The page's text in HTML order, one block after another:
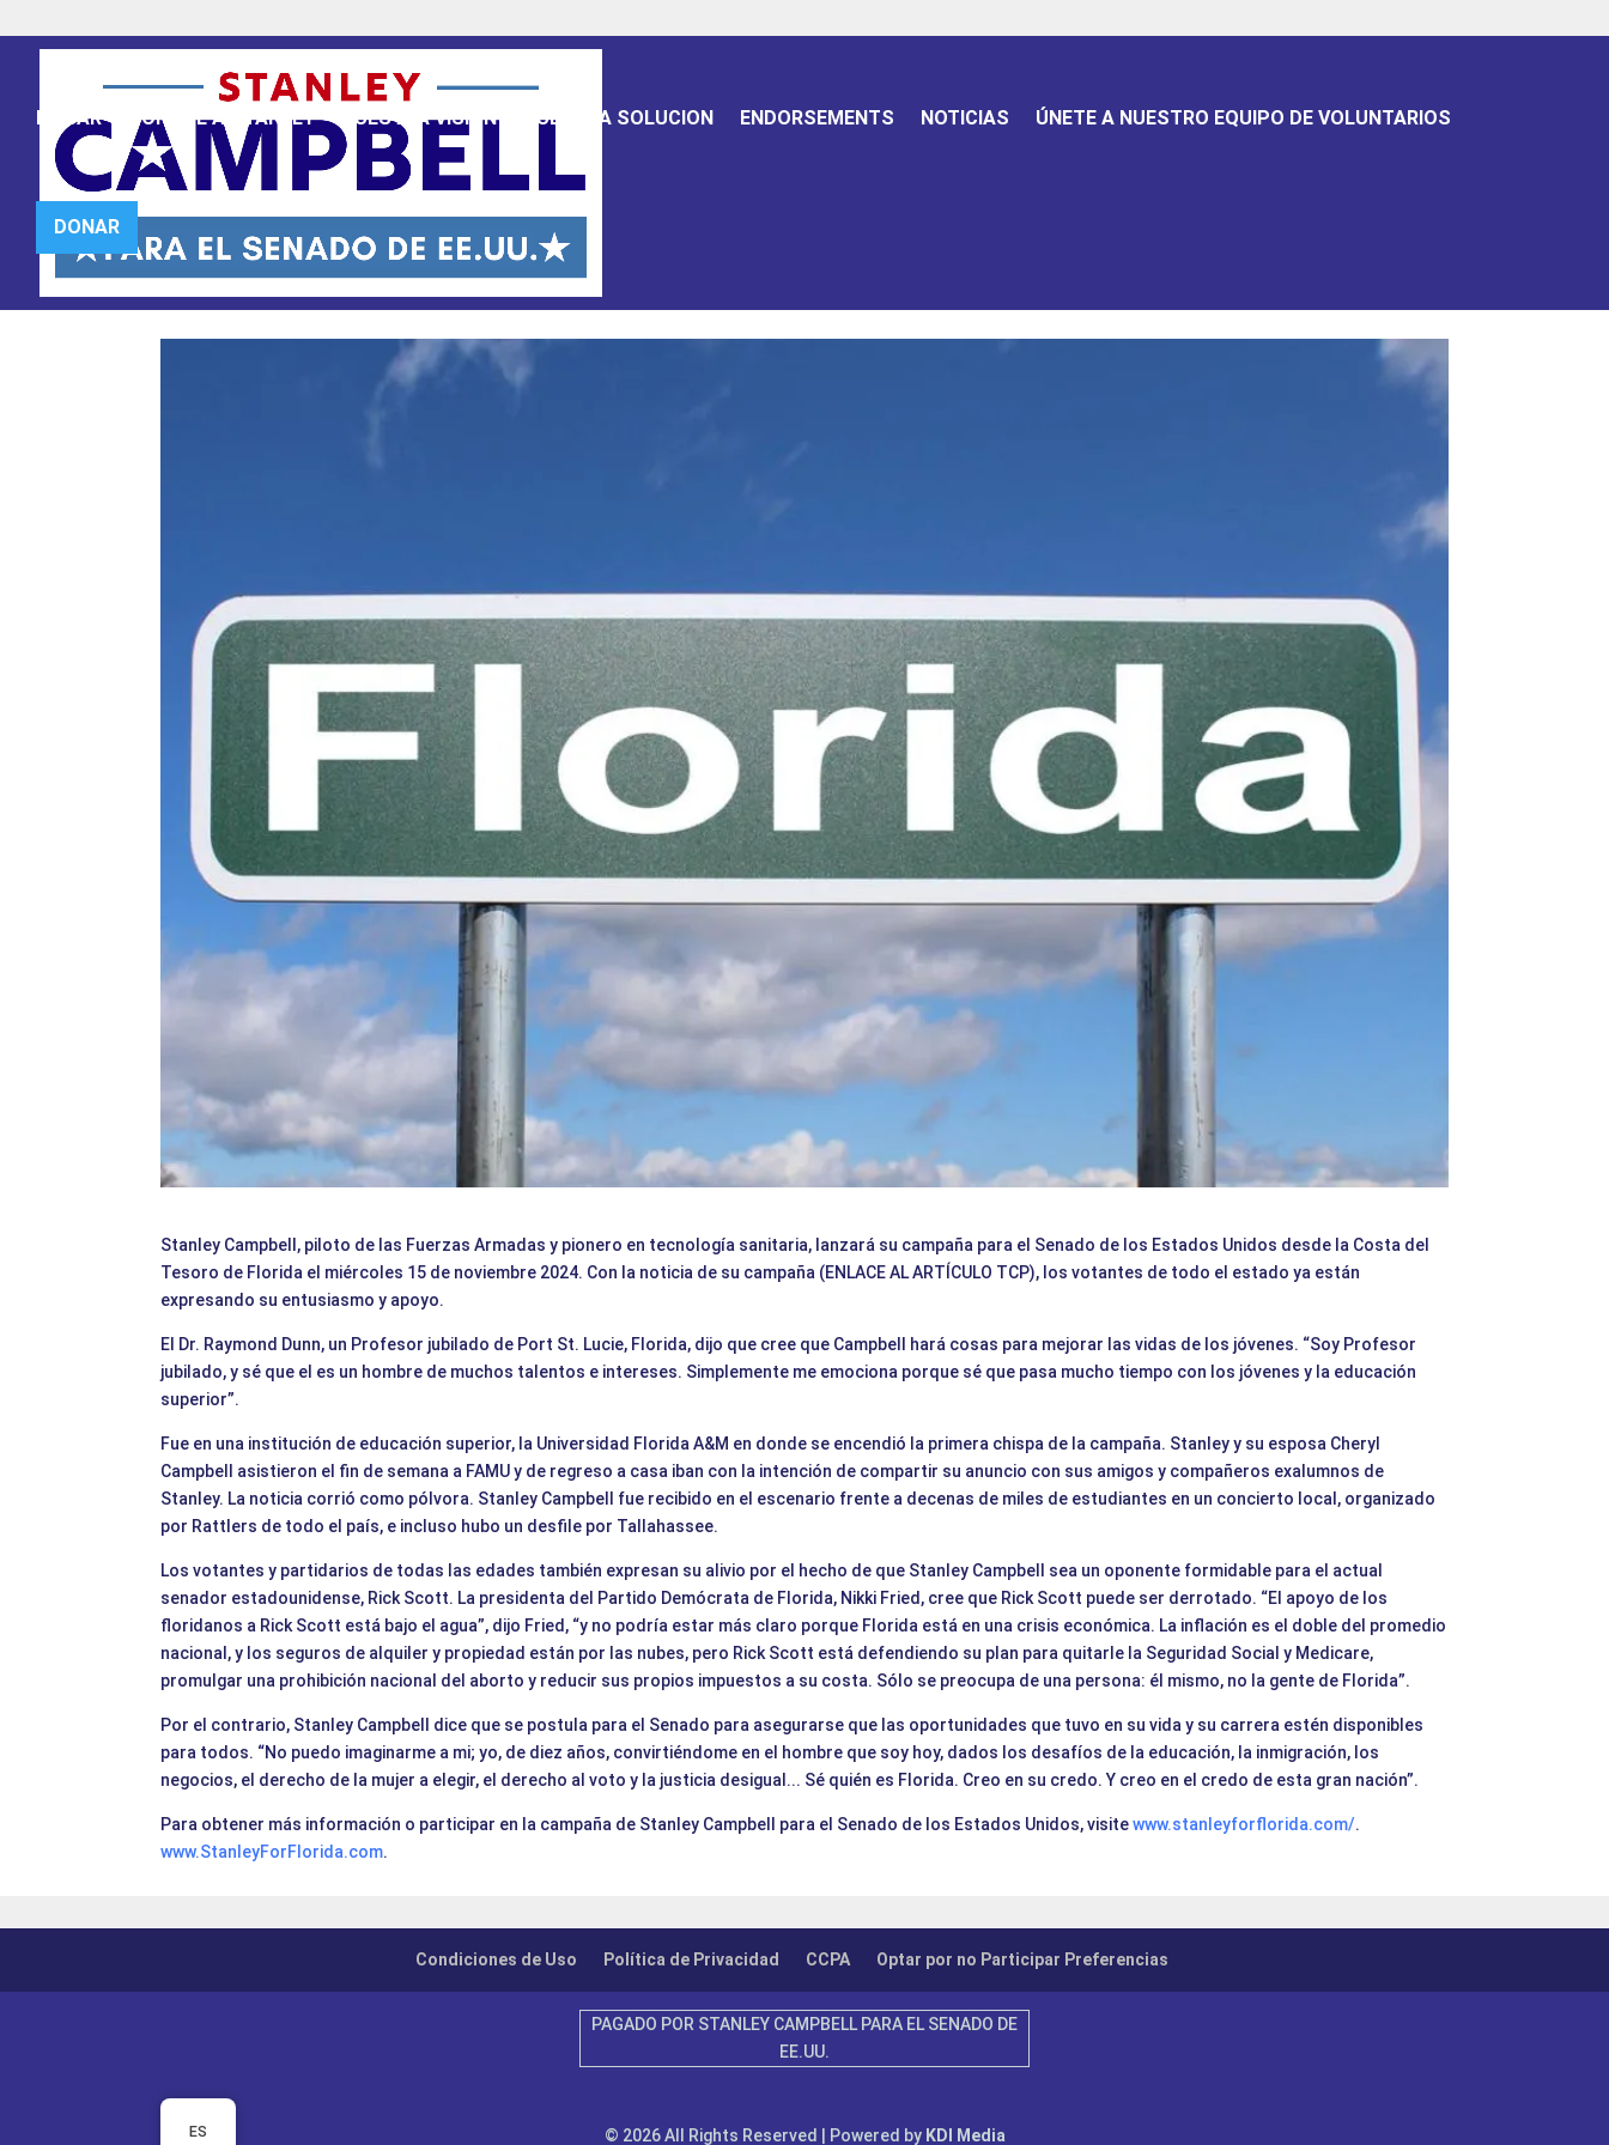
HOGAR CONOCE A STANLEY NUESTRA VISIÓN NUESTRA SOLUCION ENDORSEMENTS NOTICIAS ÚNETE A NUESTRO EQUIPO DE VOLUNTARIOS
DONAR
Los Demócratas de Florida estan entusiasmados por la candidatura de Stanley
Campbell al Senado de Estados Unidos.
Nov 11, 2023|NOTICIAS
Stanley Campbell, piloto de las Fuerzas Armadas y pionero en tecnología sanitaria, lanzará su campaña para el Senado de los Estados Unidos desde la Costa del
Tesoro de Florida el miércoles 15 de noviembre 2024. Con la noticia de su campaña (ENLACE AL ARTÍCULO TCP), los votantes de todo el estado ya están
expresando su entusiasmo y apoyo.
El Dr. Raymond Dunn, un Profesor jubilado de Port St. Lucie, Florida, dijo que cree que Campbell hará cosas para mejorar las vidas de los jóvenes. “Soy Profesor
jubilado, y sé que el es un hombre de muchos talentos e intereses. Simplemente me emociona porque sé que pasa mucho tiempo con los jóvenes y la educación
superior”.
Fue en una institución de educación superior, la Universidad Florida A&M en donde se encendió la primera chispa de la campaña. Stanley y su esposa Cheryl
Campbell asistieron el fin de semana a FAMU y de regreso a casa iban con la intención de compartir su anuncio con sus amigos y compañeros exalumnos de
Stanley. La noticia corrió como pólvora. Stanley Campbell fue recibido en el escenario frente a decenas de miles de estudiantes en un concierto local, organizado
por Rattlers de todo el país, e incluso hubo un desfile por Tallahassee.
Los votantes y partidarios de todas las edades también expresan su alivio por el hecho de que Stanley Campbell sea un oponente formidable para el actual
senador estadounidense, Rick Scott. La presidenta del Partido Demócrata de Florida, Nikki Fried, cree que Rick Scott puede ser derrotado. “El apoyo de los
floridanos a Rick Scott está bajo el agua”, dijo Fried, “y no podría estar más claro porque Florida está en una crisis económica. La inflación es el doble del promedio
nacional, y los seguros de alquiler y propiedad están por las nubes, pero Rick Scott está defendiendo su plan para quitarle la Seguridad Social y Medicare,
promulgar una prohibición nacional del aborto y reducir sus propios impuestos a su costa. Sólo se preocupa de una persona: él mismo, no la gente de Florida”.
Por el contrario, Stanley Campbell dice que se postula para el Senado para asegurarse que las oportunidades que tuvo en su vida y su carrera estén disponibles
para todos. “No puedo imaginarme a mi; yo, de diez años, convirtiéndome en el hombre que soy hoy, dados los desafíos de la educación, la inmigración, los
negocios, el derecho de la mujer a elegir, el derecho al voto y la justicia desigual... Sé quién es Florida. Creo en su credo. Y creo en el credo de esta gran nación”.
Para obtener más información o participar en la campaña de Stanley Campbell para el Senado de los Estados Unidos, visitewww.stanleyforflorida.com/.
www.StanleyForFlorida.com.
Condiciones de Uso Política de Privacidad CCPA Optar por no Participar Preferencias
PAGADO POR STANLEY CAMPBELL PARA EL SENADO DE
EE.UU.
© 2026 All Rights Reserved | Powered by KDI Media
ES